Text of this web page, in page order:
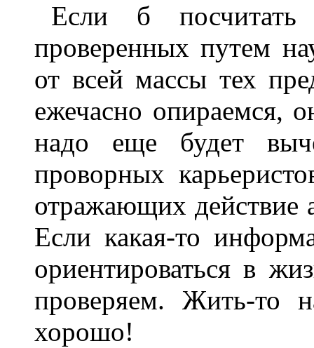
Если б посчитать
проверенных путем
от всей массы тех
ежечасно опираемся,
надо еще будет
проворных
отражающих действие
Если какая-то
ориентироваться в
проверяем. Жить-то
хорошо!